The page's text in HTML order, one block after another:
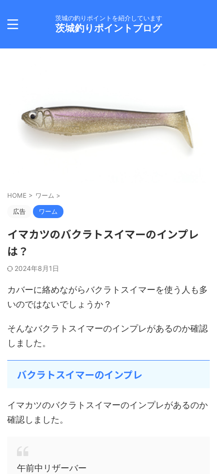
茨城の釣りポイントを紹介しています
茨城釣りポイントブログ
HOME > ワーム >
広告 ワーム
イマカツのバクラトスイマーのインプレ
は？
2024年8月1日
カバーに絡めながらバクラトスイマーを使う人も多
いのではないでしょうか？
そんなバクラトスイマーのインプレがあるのか確認
しました。
バクラトスイマーのインプレ
イマカツのバクラトスイマーのインプレがあるのか
確認しました。
午前中リザーバー